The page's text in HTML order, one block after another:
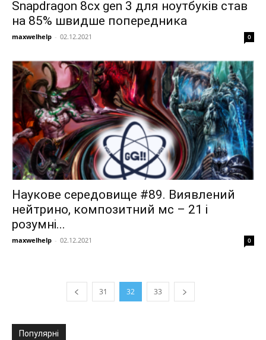
Snapdragon 8cx gen 3 для ноутбуків став
на 85% швидше попередника
maxwelhelp - 02.12.2021 0
Наукове середовище #89. Виявлений
нейтрино, композитний мс – 21 і
розумні...
maxwelhelp - 02.12.2021 0
31 32 33
Популярні